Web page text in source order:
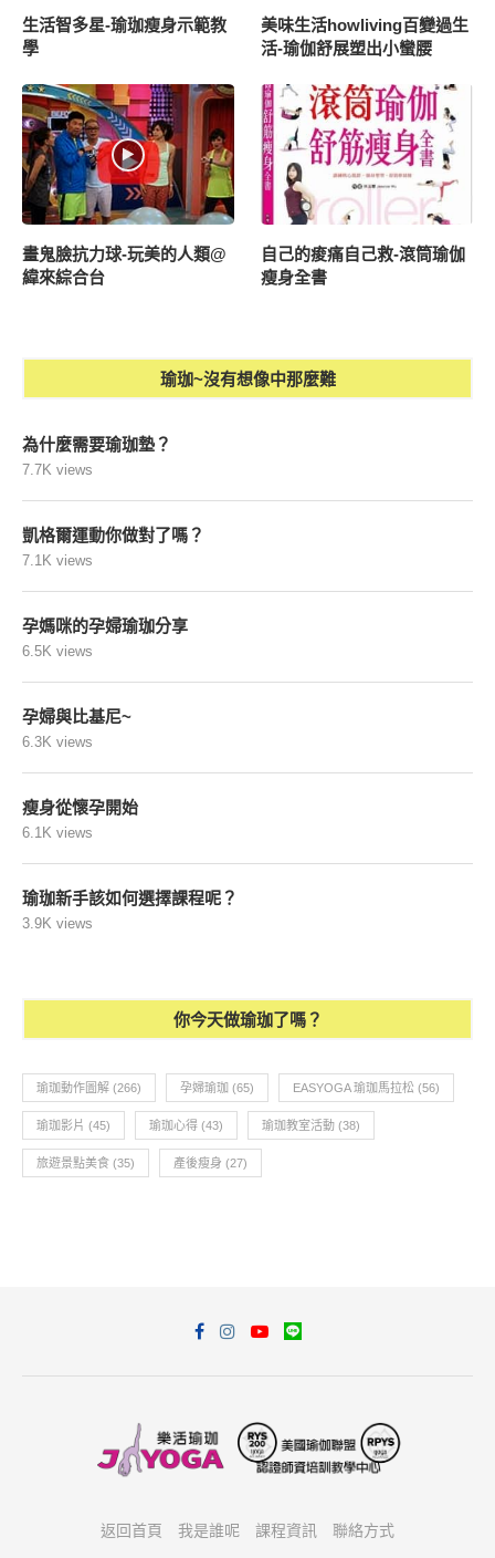
生活智多星-瑜珈瘦身示範教
學
美味生活howliving百變過生
活-瑜伽舒展塑出小蠻腰
畫鬼臉抗力球-玩美的人類@
緯來綜合台
自己的痠痛自己救-滾筒瑜伽
瘦身全書
瑜珈~沒有想像中那麼難
為什麼需要瑜珈墊？
7.7K views
凱格爾運動你做對了嗎？
7.1K views
孕媽咪的孕婦瑜珈分享
6.5K views
孕婦與比基尼~
6.3K views
瘦身從懷孕開始
6.1K views
瑜珈新手該如何選擇課程呢？
3.9K views
你今天做瑜珈了嗎？
瑜珈動作圖解 (266) 孕婦瑜珈 (65) EASYOGA 瑜珈馬拉松 (56)
瑜珈影片 (45) 瑜珈心得 (43) 瑜珈教室活動 (38)
旅遊景點美食 (35) 產後瘦身 (27)
返回首頁 我是誰呢 課程資訊 聯絡方式